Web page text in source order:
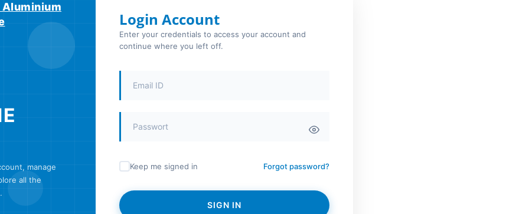
Aluminium
manage
all the
Login Account
Enter your credentials to access your account and
continue where you left off.
Keep me signed in Forgot password?
SIGN IN